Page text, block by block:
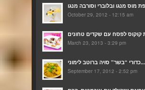
October 29, 2012 - 12:15 am
March 23, 2013 - 3:29 pm
כדורי “בשר” סויה ברוטב לימוני...
September 17, 2012 - 2:52 pm